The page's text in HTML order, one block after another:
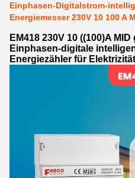
Einphasen-Digitalstrom-
Energiemesser 230V 10 100 A
EM418 230V 10 ((100)A
Einphasen-digitale
Energiezähler für Elektrizität